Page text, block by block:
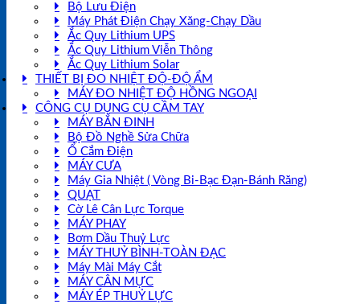
Bộ Lưu Điện
Máy Phát Điện Chạy Xăng-Chạy Dầu
Ắc Quy Lithium UPS
Ắc Quy Lithium Viễn Thông
Ắc Quy Lithium Solar
THIẾT BỊ ĐO NHIỆT ĐỘ-ĐỘ ẨM
MÁY ĐO NHIỆT ĐỘ HỒNG NGOẠI
CÔNG CỤ DỤNG CỤ CẦM TAY
MÁY BẮN ĐINH
Bộ Đồ Nghề Sửa Chữa
Ổ Cắm Điện
MÁY CƯA
Máy Gia Nhiệt ( Vòng Bi-Bạc Đạn-Bánh Răng)
QUẠT
Cờ Lê Cân Lực Torque
MÁY PHAY
Bơm Dầu Thuỷ Lực
MÁY THUỶ BÌNH-TOÀN ĐẠC
Máy Mài Máy Cắt
MÁY CÂN MỰC
MÁY ÉP THUỶ LỰC